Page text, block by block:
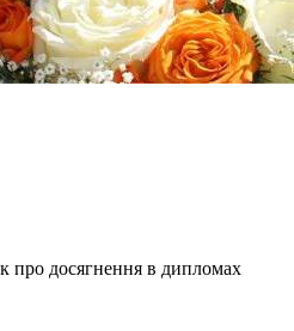
про досягнення в дипломах